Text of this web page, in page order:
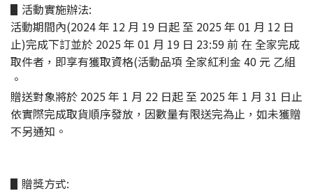
▋活動實施辦法:
活動期間內(2024 年 12 月 19 日起 至 2025 年 01 月 12 日
止)完成下訂並於 2025 年 01 月 19 日 23:59 前 在 全家完成
取件者，即享有獲取資格(活動品項 全家紅利金 40 元 乙組
。
贈送對象將於 2025 年 1 月 22 日起 至 2025 年 1 月 31 日止
依實際完成取貨順序發放，因數量有限送完為止，如未獲贈
不另通知。
▋贈獎方式: